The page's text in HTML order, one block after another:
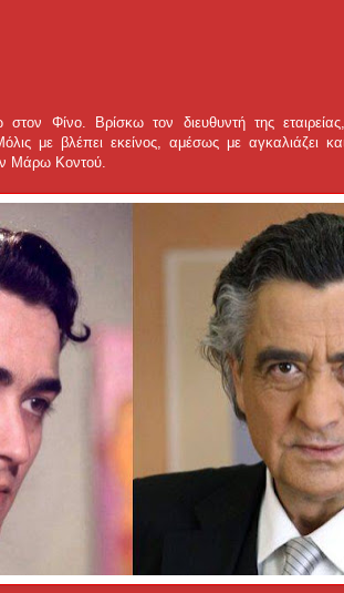
Φίνο. Βρίσκω τον διευθυντή της
με βλέπει εκείνος, αμέσως με αγκαλιάζει
Μάρω Κοντού.